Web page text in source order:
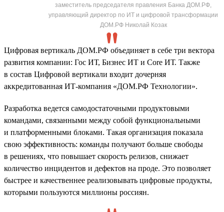
заместитель председателя правления Банка ДОМ.РФ,
управляющий директор по ИТ и цифровой трансформации
ДОМ.РФ Николай Козак
Цифровая вертикаль ДОМ.РФ объединяет в себе три вектора
развития компании: Гос ИТ, Бизнес ИТ и Core ИТ. Также
в состав Цифровой вертикали входит дочерняя
аккредитованная ИТ-компания «ДОМ.РФ Технологии».
Разработка ведется самодостаточными продуктовыми
командами, связанными между собой функциональными
и платформенными блоками. Такая организация показала
свою эффективность: команды получают больше свободы
в решениях, что повышает скорость релизов, снижает
количество инцидентов и дефектов на проде. Это позволяет
быстрее и качественнее реализовывать цифровые продукты,
которыми пользуются миллионы россиян.